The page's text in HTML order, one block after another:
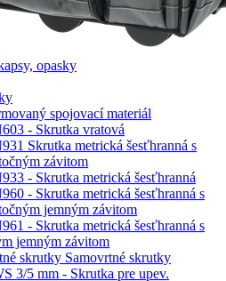
opasky
spojovací materiál
- Skrutka vratová
Skrutka metrická šesťhranná s
závitom
- Skrutka metrická šesťhranná
- Skrutka metrická šesťhranná s
jemným závitom
- Skrutka metrická šesťhranná s
jemným závitom
Samovrtné skrutky